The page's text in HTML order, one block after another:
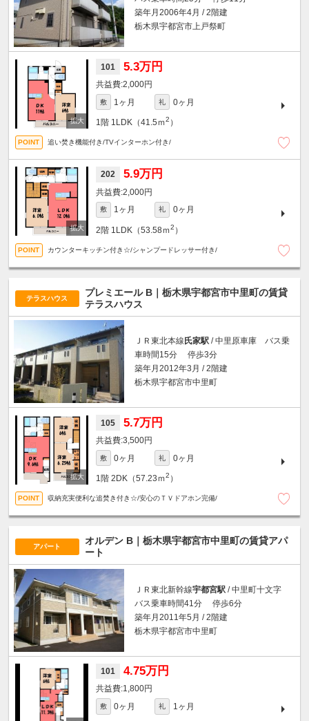
築年月2006年4月 / 2階建
栃木県宇都宮市上戸祭町
101 5.3万円
2,000円
敷 1ヶ月 礼 0ヶ月
1階 1LDK（41.5ｍ2 ）
追い焚き機能付き/TVインターホン付き/
202 5.9万円
2,000円
敷 1ヶ月 礼 0ヶ月
2階 1LDK（53.58ｍ2 ）
カウンターキッチン付き☆/シャンプードレッサー付き/
テラスハウス
プレミエール B｜栃木県宇都宮市中里町の賃貸
テラスハウス
ＪＲ東北本線 氏家駅 / 中里原車庫 バス乗
車時間15分 停歩3分
築年月2012年3月 / 2階建
栃木県宇都宮市中里町
105 5.7万円
3,500円
敷 0ヶ月 礼 0ヶ月
1階 2DK（57.23ｍ2 ）
収納充実便利な追焚き付き☆/安心のＴＶドアホン完備/
アパート
オルデン B｜栃木県宇都宮市中里町の賃貸アパ
ート
ＪＲ東北新幹線宇都宮駅 / 中里町十文字
バス乗車時間41分 停歩6分
築年月2011年5月 / 2階建
栃木県宇都宮市中里町
101 4.75万円
1,800円
敷 0ヶ月 礼 1ヶ月